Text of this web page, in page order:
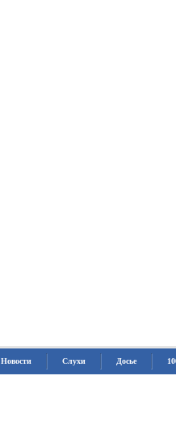
Новости Слухи Досье